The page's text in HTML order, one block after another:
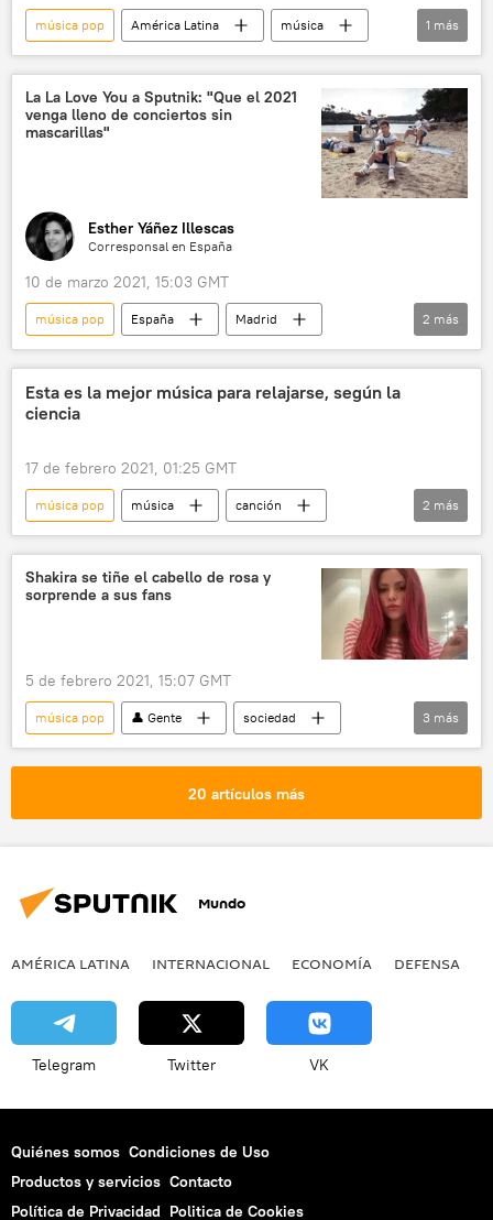
música pop América Latina
música
Machu Picchu
1 más
La La Love You a Sputnik: "Que el 2021
venga lleno de conciertos sin
mascarillas"
Esther Yáñez Illescas
Corresponsal en España
10 de marzo 2021, 15:03 GMT
música pop España
Madrid
rock
MTV vídeo musical
2 más
Esta es la mejor música para relajarse, según la
ciencia
17 de febrero 2021, 01:25 GMT
música pop música
canción
heavy metal
Ciencia
2 más
Shakira se tiñe el cabello de rosa y
sorprende a sus fans
5 de febrero 2021, 15:07 GMT
música pop 👤 Gente
sociedad
Shakira
música noticias
3 más
20 artículos más
Mundo
AMÉRICA LATINA INTERNACIONAL ECONOMÍA DEFENSA
Telegram Twitter VK
Quiénes somos Condiciones de Uso
Productos y servicios Contacto
Política de Privacidad Politica de Cookies